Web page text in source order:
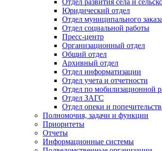
Отдел развития села и
Юридический отдел
Отдел муниципального
Отдел социальной работы
Пресс-центр
Организационный отдел
Общий отдел
Архивный отдел
Отдел информатизации
Отдел учета и отчетности
Отдел по мобилизационной
Отдел ЗАГС
Отдел опеки и
Полномочия, задачи и функции
Приоритеты
Отчеты
Информационные системы